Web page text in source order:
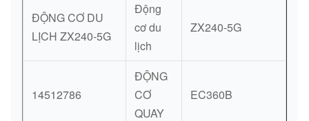
ĐỘNG CƠ DU
LỊCH ZX240-5G
Động
cơ du
lịch
ZX240-5G
14512786
ĐỘNG
CƠ
QUAY
EC360B